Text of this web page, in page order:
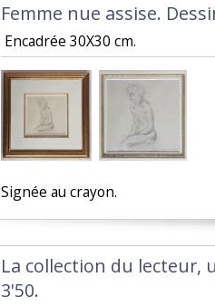
‎Femme nue assise.
‎ Encadrée 30X30 cm. ‎
‎Signée au crayon. ‎
‎La collection du lecteur,
3'50.‎